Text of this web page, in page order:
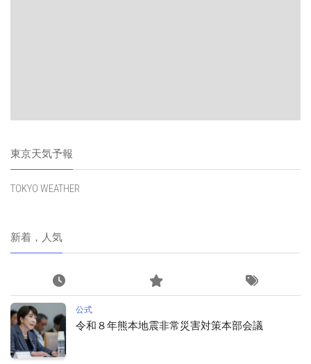
東京天気予報
TOKYO WEATHER
新着，人気
公式
令和８年熊本地震非常災害対策本部会議